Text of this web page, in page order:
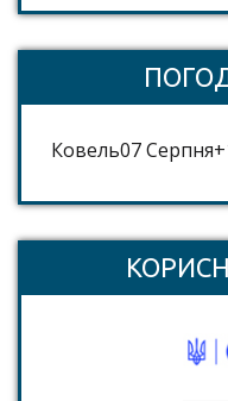
Ковель07 Серпня